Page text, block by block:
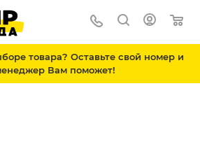
товара? Оставьте свой номер и
Вам поможет!